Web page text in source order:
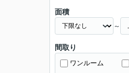
面積
～
間取り
ワンルーム